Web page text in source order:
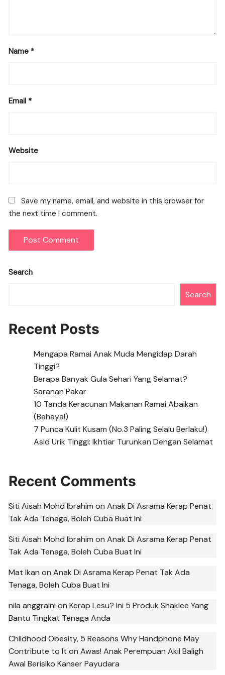
Name *
Email *
Website
Save my name, email, and website in this browser for
the next time I comment.
Search
Search
Recent Posts
Mengapa Ramai Anak Muda Mengidap Darah
Tinggi?
Berapa Banyak Gula Sehari Yang Selamat?
Saranan Pakar
10 Tanda Keracunan Makanan Ramai Abaikan
(Bahaya!)
7 Punca Kulit Kusam (No.3 Paling Selalu Berlaku!)
Asid Urik Tinggi: Ikhtiar Turunkan Dengan Selamat
Recent Comments
Siti Aisah Mohd Ibrahim onAnak Di Asrama Kerap Penat
Tak Ada Tenaga, Boleh Cuba Buat Ini
Siti Aisah Mohd Ibrahim onAnak Di Asrama Kerap Penat
Tak Ada Tenaga, Boleh Cuba Buat Ini
Mat Ikan onAnak Di Asrama Kerap Penat Tak Ada
Tenaga, Boleh Cuba Buat Ini
nila anggraini onKerap Lesu? Ini 5 Produk Shaklee Yang
Bantu Tingkat Tenaga Anda
Childhood Obesity, 5 Reasons Why Handphone May
Contribute to It onAwas! Anak Perempuan Akil Baligh
Awal Berisiko Kanser Payudara